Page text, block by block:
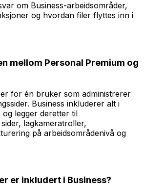
om Business-arbeidsområder,
og hvordan filer flyttes inn i
mellom Personal Premium og
for én bruker som administrerer
Business inkluderer alt i
legger deretter til
lagkameratroller,
på arbeidsområdenivå og
er inkludert i Business?